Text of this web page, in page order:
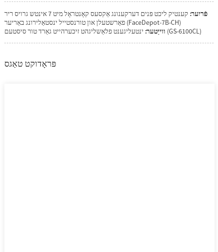
פֿריִער:
קענטיק ליכט פּנים דערקענונג אַקסעס קאָנטראָל מיט 7 אינטש גרויס ריר
פאַרשטעלן און טורנסטייל ינסטאַלירונג באַריער (FaceDepot-7B-CH)
ווייַטער: ינטעליגענט פלאַשליגהט זיכערהייט גאַרד טור סיסטעם (GS-6100CL)
פּראָדוקט טאַגס